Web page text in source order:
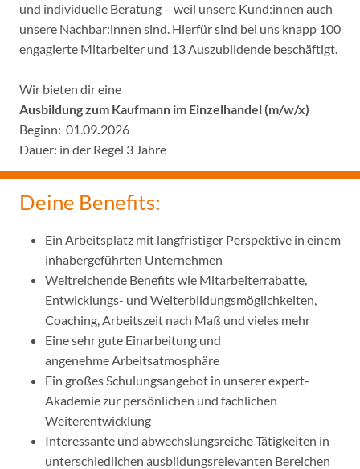
und individuelle Beratung – weil unsere Kund:innen auch
unsere Nachbar:innen sind. Hierfür sind bei uns knapp 100
engagierte Mitarbeiter und 13 Auszubildende beschäftigt.
Wir bieten dir eine
Ausbildung zum Kaufmann im Einzelhandel (m/w/x)
Beginn: 01.09.2026
Dauer: in der Regel 3 Jahre
Deine Benefits:
Ein Arbeitsplatz mit langfristiger Perspektive in einem
inhabergeführten Unternehmen
Weitreichende Benefits wie Mitarbeiterrabatte,
Entwicklungs- und Weiterbildungsmöglichkeiten,
Coaching, Arbeitszeit nach Maß und vieles mehr
Eine sehr gute Einarbeitung und
angenehme Arbeitsatmosphäre
Ein großes Schulungsangebot in unserer expert-
Akademie zur persönlichen und fachlichen
Weiterentwicklung
Interessante und abwechslungsreiche Tätigkeiten in
unterschiedlichen ausbildungsrelevanten Bereichen